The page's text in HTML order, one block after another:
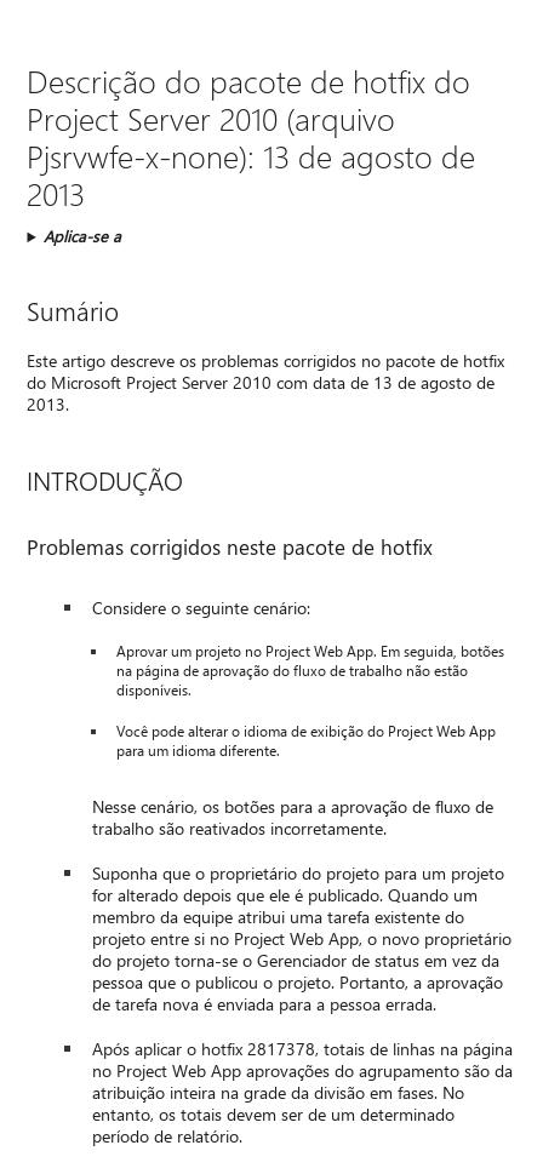
Descrição do pacote de hotfix do
Project Server 2010 (arquivo
Pjsrvwfe-x-none): 13 de agosto de
2013
Aplica-se a
Sumário
Este artigo descreve os problemas corrigidos no pacote de hotfix
do Microsoft Project Server 2010 com data de 13 de agosto de
2013.
INTRODUÇÃO
Problemas corrigidos neste pacote de hotfix
Considere o seguinte cenário:
Aprovar um projeto no Project Web App. Em seguida, botões
na página de aprovação do fluxo de trabalho não estão
disponíveis.
Você pode alterar o idioma de exibição do Project Web App
para um idioma diferente.
Nesse cenário, os botões para a aprovação de fluxo de
trabalho são reativados incorretamente.
Suponha que o proprietário do projeto para um projeto
for alterado depois que ele é publicado. Quando um
membro da equipe atribui uma tarefa existente do
projeto entre si no Project Web App, o novo proprietário
do projeto torna-se o Gerenciador de status em vez da
pessoa que o publicou o projeto. Portanto, a aprovação
de tarefa nova é enviada para a pessoa errada.
Após aplicar o hotfix 2817378, totais de linhas na página
no Project Web App aprovações do agrupamento são da
atribuição inteira na grade da divisão em fases. No
entanto, os totais devem ser de um determinado
período de relatório.